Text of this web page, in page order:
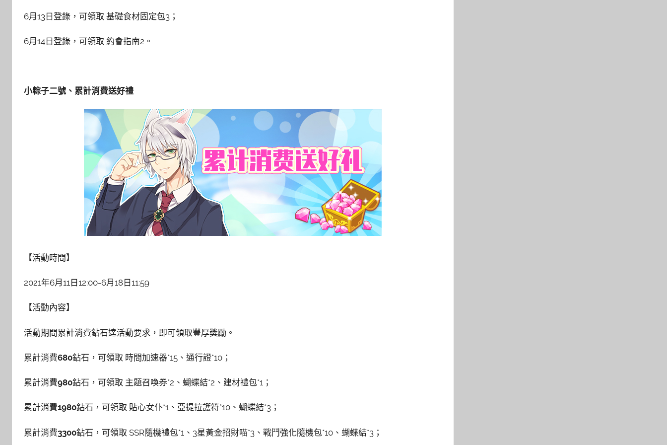
6月13日登錄，可領取 基礎食材固定包3；
6月14日登錄，可領取 約會指南2。
小粽子二號、累計消費送好禮
【活動時間】
2021年6月11日12:00-6月18日11:59
【活動內容】
活動期間累計消費鉆石達活動要求，即可領取豐厚獎勵。
累計消費680鉆石，可領取 時間加速器*15、通行證*10；
累計消費980鉆石，可領取 主題召喚券*2、蝴蝶結*2、建材禮包*1；
累計消費1980鉆石，可領取 貼心女仆*1、亞提拉護符*10、蝴蝶結*3；
累計消費3300鉆石，可領取 SSR隨機禮包*1、3星黃金招財喵*3、戰鬥強化隨機包*10、蝴蝶結*3；